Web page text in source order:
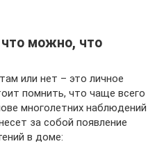
можно, что
или нет – это личное
помнить, что чаще всего
многолетних наблюдений
за собой появление
в доме: